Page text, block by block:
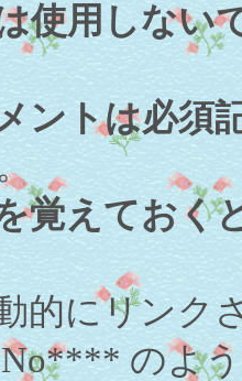
使用しない
ントは必須
覚えておく
的にリンク
のよ